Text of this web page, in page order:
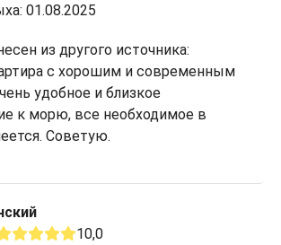
01.08.2025
из другого источника:
с хорошим и современным
удобное и близкое
к морю, все необходимое в
Советую.
10,0